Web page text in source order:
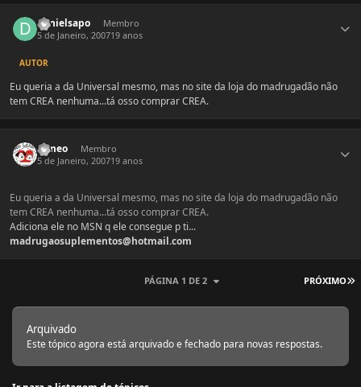
danielsapo
Membro
5 de Janeiro, 200719 anos
AUTOR
Eu queria a da Universal mesmo, mas no site da loja do madrugadão não
tem CREA nenhuma...tá osso comprar CREA.
romeo
Membro
5 de Janeiro, 200719 anos
Eu queria a da Universal mesmo, mas no site da loja do madrugadão não
tem CREA nenhuma...tá osso comprar CREA.
Adiciona ele no MSN q ele consegue p ti...
madrugaosuplementos@hotmail.com
PRÓXIMO
PÁGINA 1 DE 2
Arquivado
Este tópico agora está arquivado e fechado para novas respostas.